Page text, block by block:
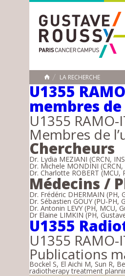
ACCUEIL
LA RECHERCHE
U1355
membres
U1355
Membres de
Chercheurs
Dr. Lydia MEZIANI (CRCN,
Dr. Michele MONDINI (CRCN,
Dr. Charlotte ROBERT (MCU,
Médecins /
Dr. Frédéric DHERMAIN (PH,
Dr. Sébastien GOUY (PU-PH,
Dr. Antonin LEVY (PH, MCU,
Dr Elaine LIMKIN (PH,
U1355
U1355
Publications
Bockel S, El Aichi M, Sun R,
radiotherapy treatment